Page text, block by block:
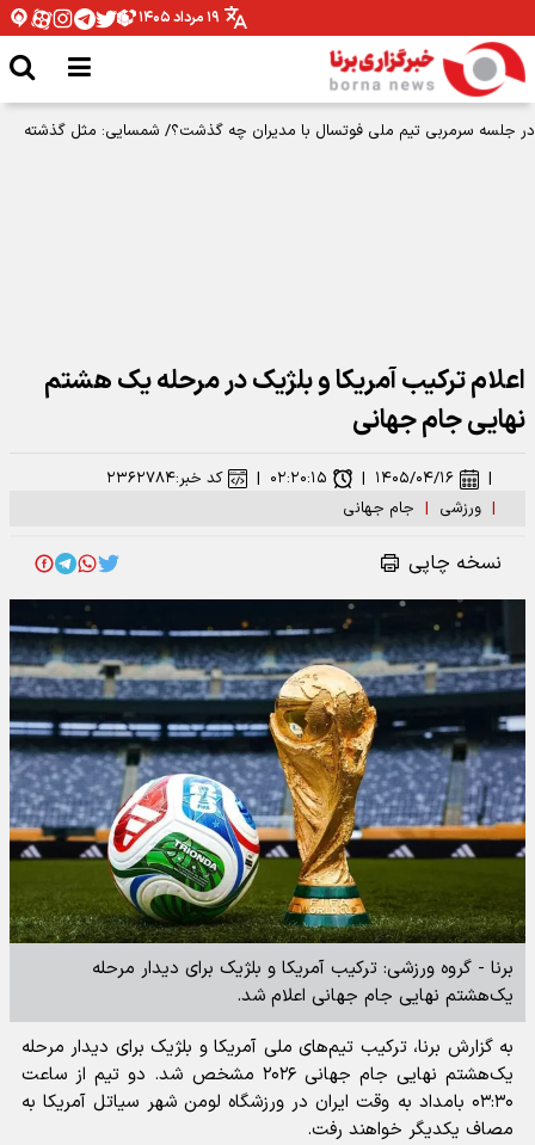
۱۹ مرداد ۱۴۰۵
در جلسه سرمربی تیم ملی فوتسال با مدیران چه گذشت؟/ شمسایی: مثل گذشته
اعلام ترکیب آمریکا و بلژیک در مرحله یک‌ هشتم
نهایی جام جهانی
| ورزشی | جام جهانی
| ۱۴۰۵/۰۴/۱۶ | ۰۲:۲۰:۱۵ | کد خبر:۲۳۶۲۷۸۴
نسخه چاپی
برنا - گروه ورزشی: ترکیب آمریکا و بلژیک برای دیدار مرحله
یک‌هشتم نهایی جام جهانی اعلام شد.
به گزارش برنا، ترکیب تیم‌های ملی آمریکا و بلژیک برای دیدار مرحله
یک‌هشتم نهایی جام جهانی ۲۰۲۶ مشخص شد. دو تیم از ساعت
۰۳:۳۰ بامداد به وقت ایران در ورزشگاه لومن شهر سیاتل آمریکا به
مصاف یکدیگر خواهند رفت.